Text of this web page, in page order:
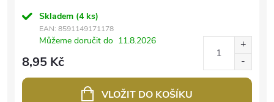
Skladem (4 ks)
EAN: 8591149171178
Můžeme doručit do 11.8.2026
8,95 Kč
VLOŽIT DO KOŠÍKU